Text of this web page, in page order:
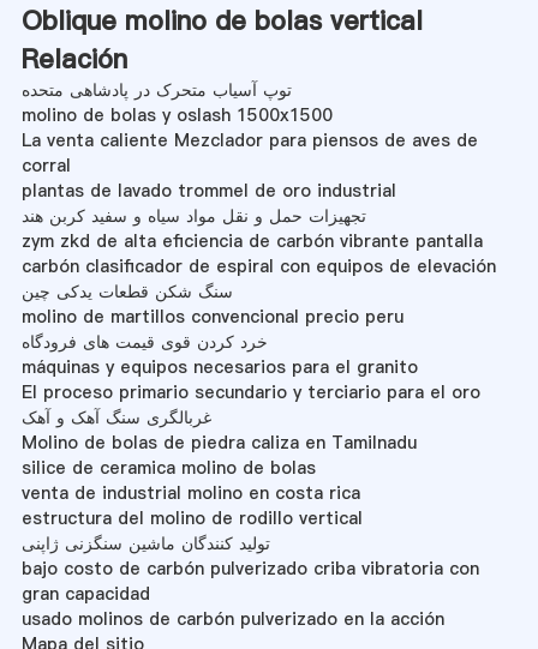
Oblique molino de bolas vertical
Relación
توپ آسیاب متحرک در پادشاهی متحده
molino de bolas y oslash 1500x1500
La venta caliente Mezclador para piensos de aves de
corral
plantas de lavado trommel de oro industrial
تجهیزات حمل و نقل مواد سیاه و سفید کربن هند
zym zkd de alta eficiencia de carbón vibrante pantalla
carbón clasificador de espiral con equipos de elevación
سنگ شکن قطعات یدکی چین
molino de martillos convencional precio peru
خرد کردن قوی قیمت های فرودگاه
máquinas y equipos necesarios para el granito
El proceso primario secundario y terciario para el oro
غربالگری سنگ آهک و آهک
Molino de bolas de piedra caliza en Tamilnadu
silice de ceramica molino de bolas
venta de industrial molino en costa rica
estructura del molino de rodillo vertical
تولید کنندگان ماشین سنگزنی ژاپنی
bajo costo de carbón pulverizado criba vibratoria con
gran capacidad
usado molinos de carbón pulverizado en la acción
Mapa del sitio